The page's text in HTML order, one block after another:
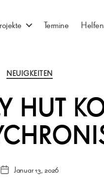
Termine
Kategorien
NEUIGKEITEN
HUT
Veröffentlichungsdatum
Januar 13, 2026